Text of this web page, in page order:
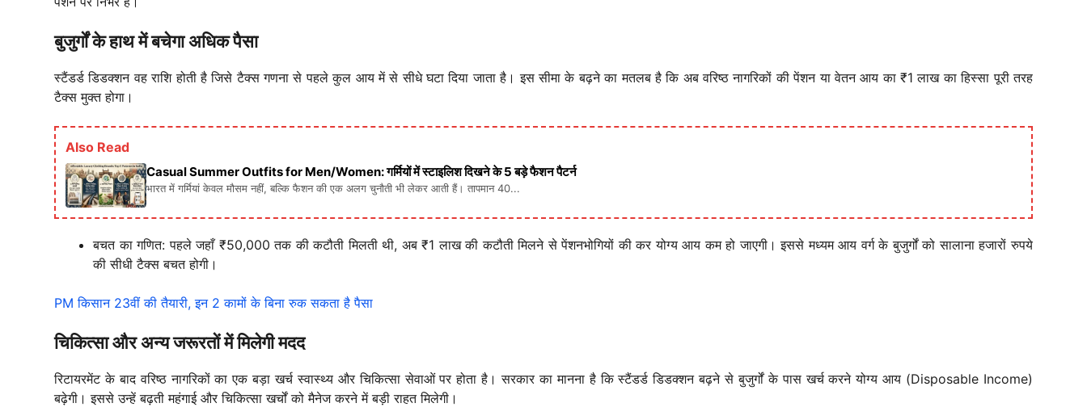
बुजुर्गों के हाथ में बचेगा अधिक पैसा
स्टैंडर्ड डिडक्शन वह राशि होती है जिसे टैक्स गणना से पहले कुल आय में से सीधे घटा दिया जाता है। इस सीमा के बढ़ने का मतलब है कि अब वरिष्ठ नागरिकों की पेंशन या वेतन आय का ₹1 लाख का हिस्सा पूरी तरह
टैक्स मुक्त होगा।
Also Read
Casual Summer Outfits for Men/Women: गर्मियों में स्टाइलिश दिखने के 5 बड़े फैशन पैटर्न
भारत में गर्मियां केवल मौसम नहीं, बल्कि फैशन की एक अलग चुनौती भी लेकर आती हैं। तापमान 40...
बचत का गणित: पहले जहाँ ₹50,000 तक की कटौती मिलती थी, अब ₹1 लाख की कटौती मिलने से पेंशनभोगियों की कर योग्य आय कम हो जाएगी। इससे मध्यम आय वर्ग के बुजुर्गों को सालाना हजारों रुपये
की सीधी टैक्स बचत होगी।
PM किसान 23वीं की तैयारी, इन 2 कामों के बिना रुक सकता है पैसा
चिकित्सा और अन्य जरूरतों में मिलेगी मदद
रिटायरमेंट के बाद वरिष्ठ नागरिकों का एक बड़ा खर्च स्वास्थ्य और चिकित्सा सेवाओं पर होता है। सरकार का मानना है कि स्टैंडर्ड डिडक्शन बढ़ने से बुजुर्गों के पास खर्च करने योग्य आय (Disposable Income)
बढ़ेगी। इससे उन्हें बढ़ती महंगाई और चिकित्सा खर्चों को मैनेज करने में बड़ी राहत मिलेगी।